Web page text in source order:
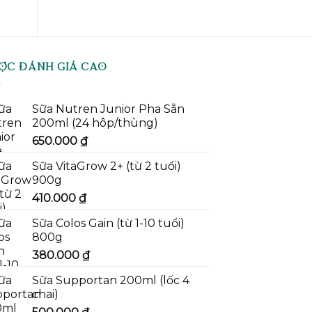
ĐÁNH GIÁ CAO
Sữa Nutren Junior Pha Sẵn
200ml (24 hôp/thùng)
650.000 ₫
Sữa VitaGrow 2+ (từ 2 tuổi)
900g
410.000 ₫
Sữa Colos Gain (từ 1-10 tuổi)
800g
380.000 ₫
Sữa Supportan 200ml (lốc 4
chai)